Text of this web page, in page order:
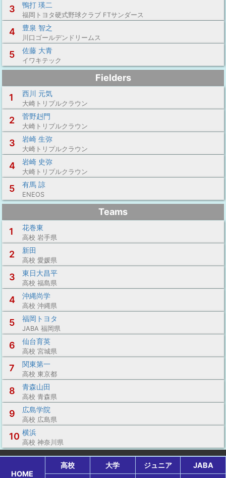
3 鴨打 瑛二
福岡トヨタ硬式野球クラブ FTサンダース
4 豊泉 智之
川口ゴールデンドリームス
5 佐藤 大青
イワキテック
Fielders
1
西川 元気
大崎トリプルクラウン
2 菅野赳門
大崎トリプルクラウン
3 岩崎 生弥
大崎トリプルクラウン
4 岩崎 史弥
大崎トリプルクラウン
5 有馬 諒
ENEOS
Teams
1
花巻東
高校 岩手県
2 新田
高校 愛媛県
3 東日大昌平
高校 福島県
4 沖縄尚学
高校 沖縄県
5 福岡トヨタ
JABA 福岡県
6 仙台育英
高校 宮城県
7 関東第一
高校 東京都
8 青森山田
高校 青森県
9 広島学院
高校 広島県
10 横浜
高校 神奈川県
HOME
高校 大学 ジュニア JABA